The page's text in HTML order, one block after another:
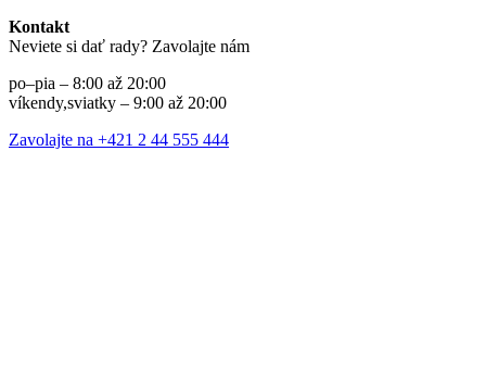
Kontakt
Neviete si dať rady? Zavolajte nám
po–pia – 8:00 až 20:00
víkendy,sviatky – 9:00 až 20:00
Zavolajte na +421 2 44 555 444